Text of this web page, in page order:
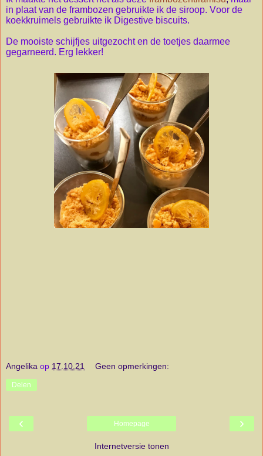
in plaat van de frambozen gebruikte ik de siroop. Voor de
koekkruimels gebruikte ik Digestive biscuits.
De mooiste schijfjes uitgezocht en de toetjes daarmee
gegarneerd. Erg lekker!
Angelika op 17.10.21 Geen opmerkingen:
Delen
‹ ›
Homepage
Internetversie tonen